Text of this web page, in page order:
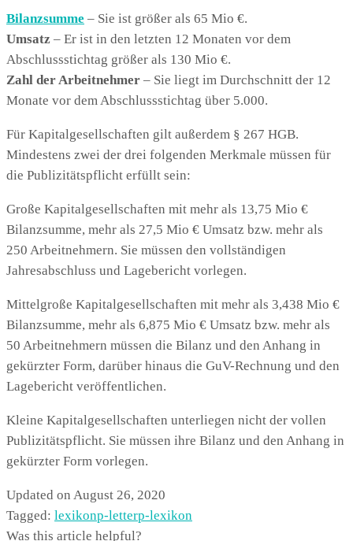
Bilanzsumme – Sie ist größer als 65 Mio €.
Umsatz – Er ist in den letzten 12 Monaten vor dem
Abschlussstichtag größer als 130 Mio €.
Zahl der Arbeitnehmer – Sie liegt im Durchschnitt der 12
Monate vor dem Abschlussstichtag über 5.000.
Für Kapitalgesellschaften gilt außerdem § 267 HGB.
Mindestens zwei der drei folgenden Merkmale müssen für
die Publizitätspflicht erfüllt sein:
Große Kapitalgesellschaften mit mehr als 13,75 Mio €
Bilanzsumme, mehr als 27,5 Mio € Umsatz bzw. mehr als
250 Arbeitnehmern. Sie müssen den vollständigen
Jahresabschluss und Lagebericht vorlegen.
Mittelgroße Kapitalgesellschaften mit mehr als 3,438 Mio €
Bilanzsumme, mehr als 6,875 Mio € Umsatz bzw. mehr als
50 Arbeitnehmern müssen die Bilanz und den Anhang in
gekürzter Form, darüber hinaus die GuV-Rechnung und den
Lagebericht veröffentlichen.
Kleine Kapitalgesellschaften unterliegen nicht der vollen
Publizitätspflicht. Sie müssen ihre Bilanz und den Anhang in
gekürzter Form vorlegen.
Updated on August 26, 2020
Tagged: lexikonp-letterp-lexikon
Was this article helpful?